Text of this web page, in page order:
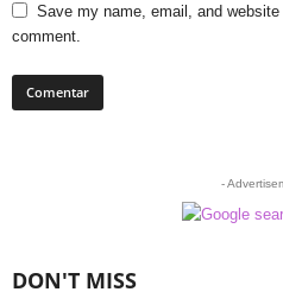
Save my name, email, and
comment.
-
DON'T MISS